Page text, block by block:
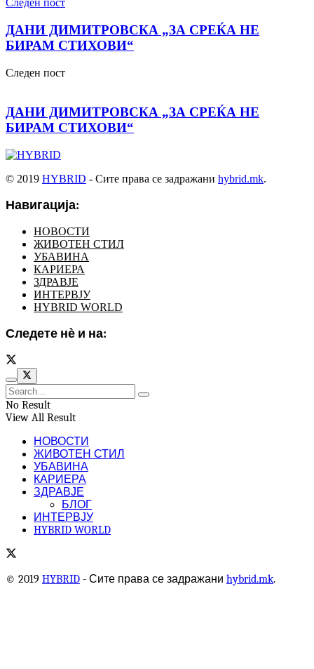
Следен пост
ДАНИ ДИМИТРОВСКА „ЗА СРЕЌА НЕ
БИРАМ СТИХОВИ“
Следен пост
ДАНИ ДИМИТРОВСКА „ЗА СРЕЌА НЕ
БИРАМ СТИХОВИ“
© 2019 HYBRID - Сите права се задражани hybrid.mk.
Навигација:
НОВОСТИ
ЖИВОТЕН СТИЛ
УБАВИНА
КАРИЕРА
ЗДРАВЈЕ
ИНТЕРВЈУ
HYBRID WORLD
Следете нѐ и на:
No Result
View All Result
НОВОСТИ
ЖИВОТЕН СТИЛ
УБАВИНА
КАРИЕРА
ЗДРАВЈЕ
БЛОГ
ИНТЕРВЈУ
HYBRID WORLD
© 2019 HYBRID - Сите права се задражани hybrid.mk.